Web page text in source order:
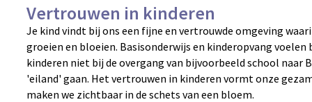
Vertrouwen in kinderen
Je kind vindt bij ons een fijne en vertrouwde omgeving
groeien en bloeien. Basisonderwijs en kinderopvang voelen
kinderen niet bij de overgang van bijvoorbeeld school naar
'eiland' gaan. Het vertrouwen in kinderen vormt onze
maken we zichtbaar in de schets van een bloem.